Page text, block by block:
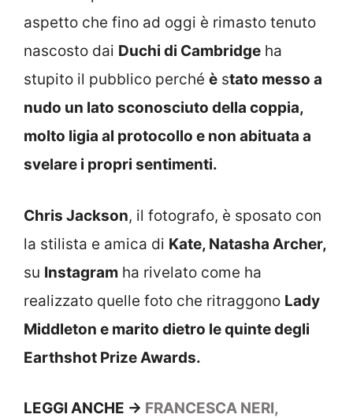
aspetto che fino ad oggi è rimasto tenuto
nascosto dai Duchi di Cambridge ha
stupito il pubblico perché è stato messo a
nudo un lato sconosciuto della coppia,
molto ligia al protocollo e non abituata a
svelare i propri sentimenti.
Chris Jackson, il fotografo, è sposato con
la stilista e amica di Kate, Natasha Archer,
su Instagram ha rivelato come ha
realizzato quelle foto che ritraggono Lady
Middleton e marito dietro le quinte degli
Earthshot Prize Awards.
LEGGI ANCHE -> FRANCESCA NERI,